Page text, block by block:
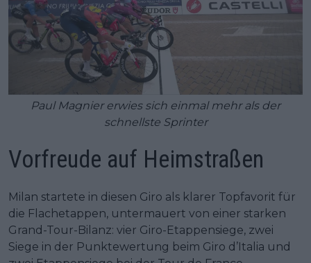
Paul Magnier erwies sich einmal mehr als der
schnellste Sprinter
Vorfreude auf Heimstraßen
Milan startete in diesen Giro als klarer Topfavorit für
die Flachetappen, untermauert von einer starken
Grand-Tour-Bilanz: vier Giro-Etappensiege, zwei
Siege in der Punktewertung beim Giro d’Italia und